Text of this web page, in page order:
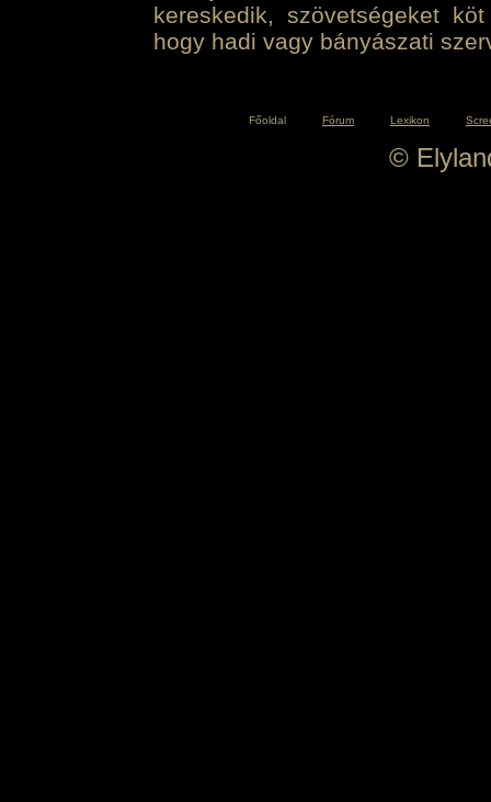
kereskedik, szövetségeket
hogy hadi vagy bányászati
Főoldal Fórum Lexikon
©